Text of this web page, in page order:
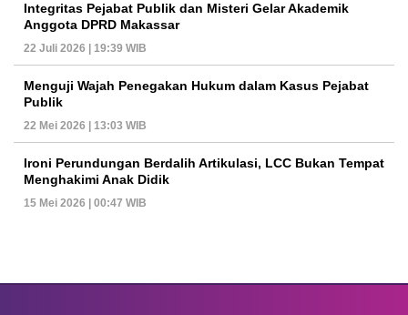
Integritas Pejabat Publik dan Misteri Gelar Akademik
Anggota DPRD Makassar
22 Juli 2026 | 19:39 WIB
Menguji Wajah Penegakan Hukum dalam Kasus Pejabat
Publik
22 Mei 2026 | 13:03 WIB
Ironi Perundungan Berdalih Artikulasi, LCC Bukan Tempat
Menghakimi Anak Didik
15 Mei 2026 | 00:47 WIB